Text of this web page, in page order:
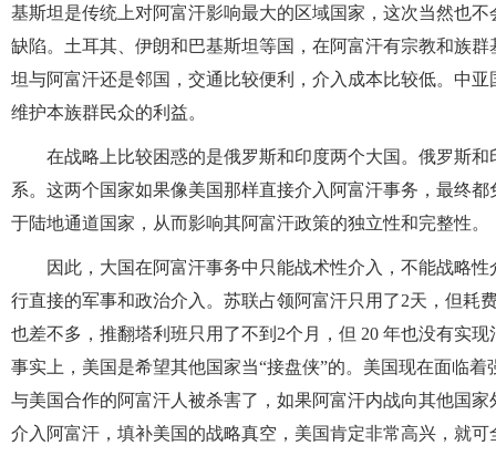
基斯坦是传统上对阿富汗影响最大的区域国家，这次当然也
缺陷。土耳其、伊朗和巴基斯坦等国，在阿富汗有宗教和族
坦与阿富汗还是邻国，交通比较便利，介入成本比较低。中
维护本族群民众的利益。
在战略上比较困惑的是俄罗斯和印度两个大国。俄罗斯
系。这两个国家如果像美国那样直接介入阿富汗事务，最终
于陆地通道国家，从而影响其阿富汗政策的独立性和完整性。
因此，大国在阿富汗事务中只能战术性介入，不能战略
行直接的军事和政治介入。苏联占领阿富汗只用了2天，但耗
也差不多，推翻塔利班只用了不到2个月，但 20 年也没有实
事实上，美国是希望其他国家当“接盘侠”的。美国现在面临
与美国合作的阿富汗人被杀害了，如果阿富汗内战向其他国
介入阿富汗，填补美国的战略真空，美国肯定非常高兴，就